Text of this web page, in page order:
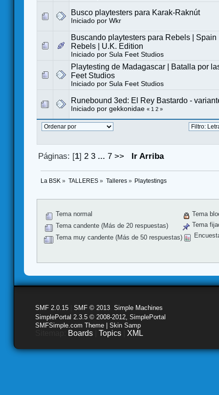
Busco playtesters para Karak-Raknút
Iniciado por Wkr
Buscando playtesters para Rebels | Spain
Rebels | U.K. Edition
Iniciado por Sula Feet Studios
Playtesting de Madagascar | Batalla por
Feet Studios
Iniciado por Sula Feet Studios
Runebound 3ed: El Rey Bastardo -
Iniciado por gekkonidae « 1 2 »
Páginas: [1] 2 3 ...7 >> Ir Arriba
La BSK » TALLERES» Talleres» Playtestings
Tema normal
Tema candente (Más de 20 respuestas)
Tema muy candente (Más de 50 respuestas)
Tema
Tema
SMF 2.0.15 SMF © 2013 Simple Machines
SimplePortal 2.3.5 © 2008-2012, SimplePortal
SMFSimple.com Theme | Skin Samp
Boards Topics XML